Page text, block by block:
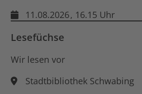
11.08.2026, 16.15 Uhr
Lesefüchse
Wir lesen vor
Stadtbibliothek Schwabing